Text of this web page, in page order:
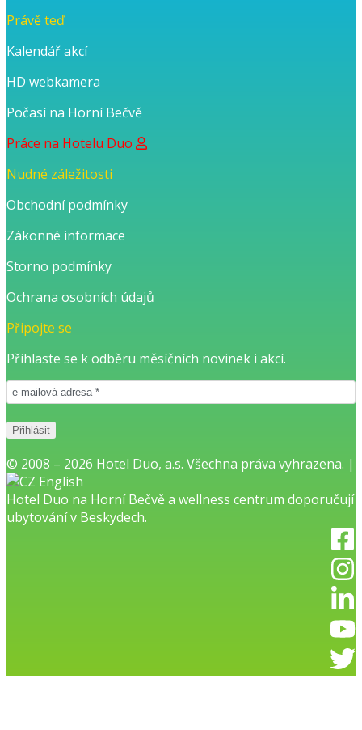
Právě teď
Kalendář akcí
HD webkamera
Počasí na Horní Bečvě
Práce na Hotelu Duo
Nudné záležitosti
Obchodní podmínky
Zákonné informace
Storno podmínky
Ochrana osobních údajů
Připojte se
Přihlaste se k odběru měsíčních novinek i akcí.
© 2008 – 2026 Hotel Duo, a.s. Všechna práva vyhrazena. |
English
Hotel Duo na Horní Bečvěa wellness centrum doporučují
ubytování v Beskydech.